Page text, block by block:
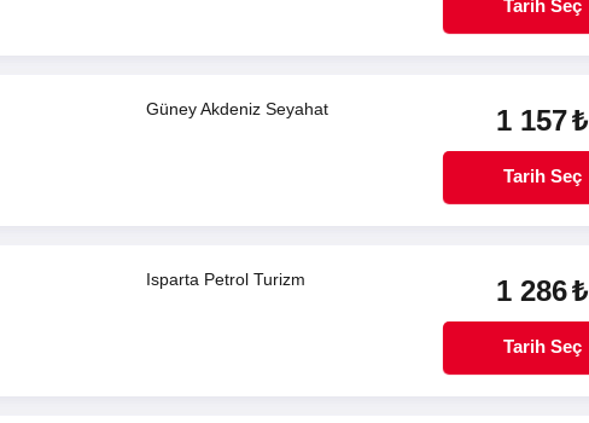
Tarih Seç
Güney Akdeniz Seyahat 1 157₺
Tarih Seç
Isparta Petrol Turizm 1 286₺
Tarih Seç